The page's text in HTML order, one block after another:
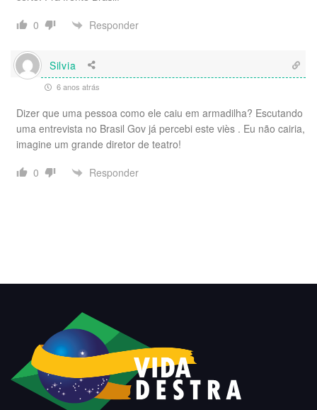
0
Responder
Silvia
6 anos atrás
Dizer que uma pessoa como ele caiu em armadilha? Escutando
uma entrevista no Brasil Gov já percebi este viès . Eu não cairia,
imagine um grande diretor de teatro!
0
Responder